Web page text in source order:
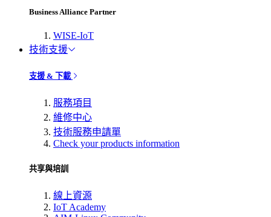
Business Alliance Partner
WISE-IoT
技術支援
支援 & 下載
服務項目
維修中心
技術服務申請單
Check your products information
共享與培訓
線上資源
IoT Academy